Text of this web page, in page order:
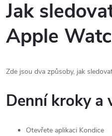
Jak
Apple
Zde jsou dva způsoby, jak
Denní kroky a
Otevřete aplikaci Kondice